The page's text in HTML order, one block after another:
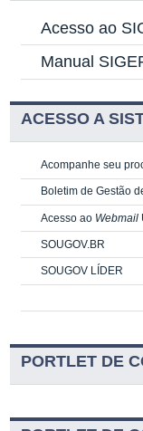
Acesso ao
Manual
ACESSO A
Acompanhe seu
Boletim de Gestão
Acesso ao Webmail
SOUGOV.BR
SOUGOV LÍDER
PORTLET DE